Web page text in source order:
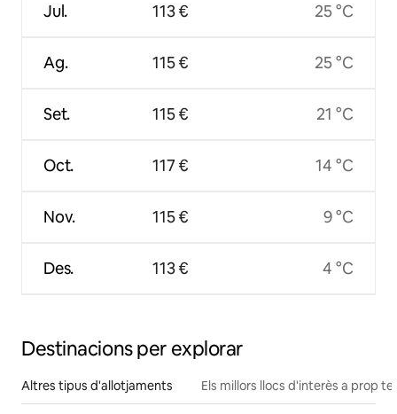
Jul.
Ag.
Set.
Oct.
Nov.
Des.
113 €
115 €
115 €
117 €
115 €
113 €
25 °C
25 °C
21 °C
14 °C
9 °C
4 °C
Destinacions per explorar
Altres tipus d'allotjaments Els millors llocs d'interès a prop